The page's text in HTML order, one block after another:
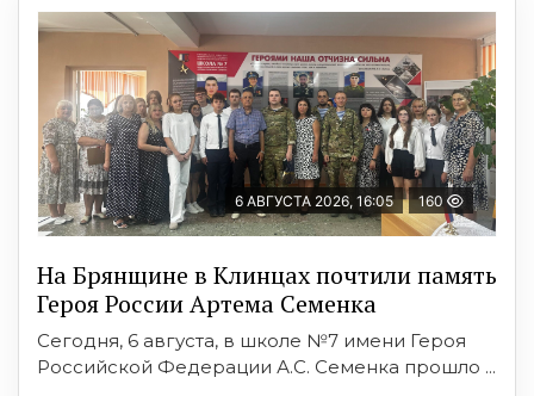
6 АВГУСТА 2026, 16:05 160
На Брянщине в Клинцах почтили память
Героя России Артема Семенка
Сегодня, 6 августа, в школе №7 имени Героя
Российской Федерации А.С. Семенка прошло ...